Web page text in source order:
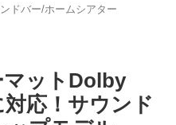
ドバー/ホームシアター
マットDolby
応！サウンド